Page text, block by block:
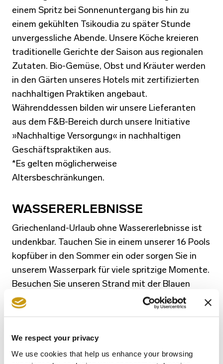
We respect your privacy
We use cookies that help us enhance your browsing
einem Spritz bei Sonnenuntergang bis hin zu
einem gekühlten Tsikoudia zu später Stunde
unvergessliche Abende. Unsere Köche kreieren
traditionelle Gerichte der Saison aus regionalen
Zutaten. Bio-Gemüse, Obst und Kräuter werden
in den Gärten unseres Hotels mit zertifizierten
nachhaltigen Praktiken angebaut.
Währenddessen bilden wir unsere Lieferanten
aus dem F&B-Bereich durch unsere Initiative
»Nachhaltige Versorgung« in nachhaltigen
Geschäftspraktiken aus.
*Es gelten möglicherweise
Altersbeschränkungen.
WASSERERLEBNISSE
Griechenland-Urlaub ohne Wassererlebnisse ist
undenkbar. Tauchen Sie in einem unserer 16 Pools
kopfüber in den Sommer ein oder sorgen Sie in
unserem Wasserpark für viele spritzige Momente.
Besuchen Sie unseren Strand mit der Blauen
Flagge und schwimmen Sie im ruhigen, tiefblau
glitzernden Wasser der Ägäis. Entdecken Sie eine
Funsportarten wie Tretboote, Kajaks, Kanus,
SUPs und Flyboards oder legen Sie Ihr